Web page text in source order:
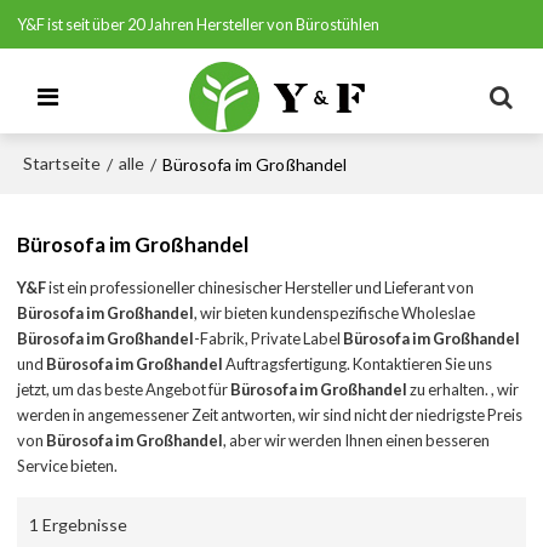
Y&F ist seit über 20 Jahren Hersteller von Bürostühlen
Startseite / alle / Bürosofa im Großhandel
Bürosofa im Großhandel
Y&Fist ein professioneller chinesischer Hersteller und Lieferant von
Bürosofa im Großhandel, wir bieten kundenspezifische Wholeslae
Bürosofa im Großhandel-Fabrik, Private Label Bürosofa im Großhandel
und Bürosofa im GroßhandelAuftragsfertigung. Kontaktieren Sie uns
jetzt, um das beste Angebot fürBürosofa im Großhandelzu erhalten. , wir
werden in angemessener Zeit antworten, wir sind nicht der niedrigste Preis
von Bürosofa im Großhandel, aber wir werden Ihnen einen besseren
Service bieten.
1 Ergebnisse